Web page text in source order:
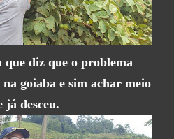
que diz que o problema
goiaba e sim achar meio
já desceu.